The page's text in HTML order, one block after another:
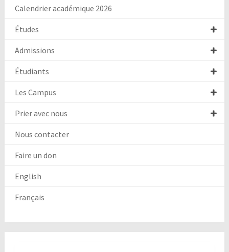
Calendrier académique 2026
Études
Admissions
Étudiants
Les Campus
Prier avec nous
Nous contacter
Faire un don
English
Français